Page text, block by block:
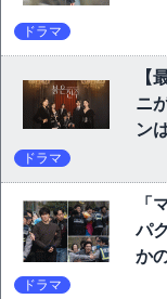
ドラマ
【
ニ
ン
ドラマ
「
パ
か
ドラマ